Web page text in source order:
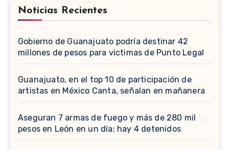
Noticias Recientes
Gobierno de Guanajuato podría destinar 42
millones de pesos para víctimas de Punto Legal
Guanajuato, en el top 10 de participación de
artistas en México Canta, señalan en mañanera
Aseguran 7 armas de fuego y más de 280 mil
pesos en León en un día; hay 4 detenidos